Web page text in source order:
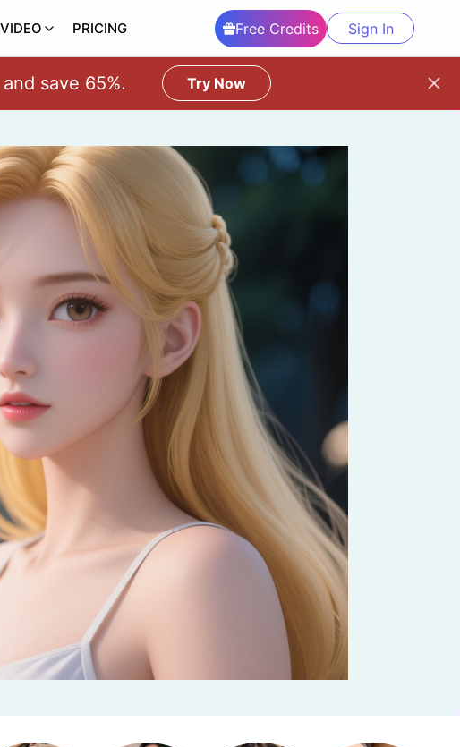
PRICING Free Credits Sign In
camera control. Try Now